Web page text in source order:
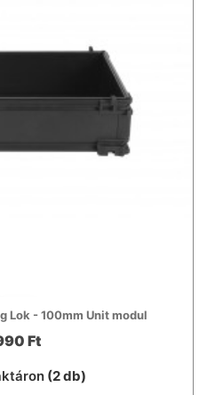
Lok - 100mm Unit modul
Ft
(2 db)